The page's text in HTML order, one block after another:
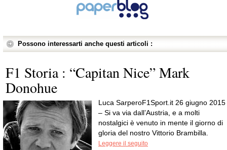
Possono interessarti anche questi articoli :
F1 Storia : “Capitan Nice” Mark
Donohue
Luca SarperoF1Sport.it 26 giugno 2015
– Si va via dall’Austria, e a molti
nostalgici è venuto in mente il giorno di
gloria del nostro Vittorio Brambilla.
Leggere il seguito